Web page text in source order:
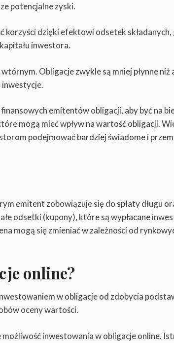
potencjalne zyski.
korzyści dzięki efektowi odsetek składanych,
inwestora.
Obligacje zwykle są mniej płynne niż
emitentów obligacji, aby być na
mogą mieć wpływ na wartość obligacji.
podejmować bardziej świadome i
emitent zobowiązuje się do spłaty długu
odsetki (kupony), które są wypłacane
mogą się zmieniać w zależności od
online?
w obligacje od zdobycia
oceny wartości.
inwestowania w obligacje online.